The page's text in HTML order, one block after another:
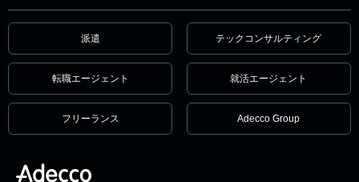
派遣 テックコンサルティング
転職エージェント 就活エージェント
フリーランス Adecco Group